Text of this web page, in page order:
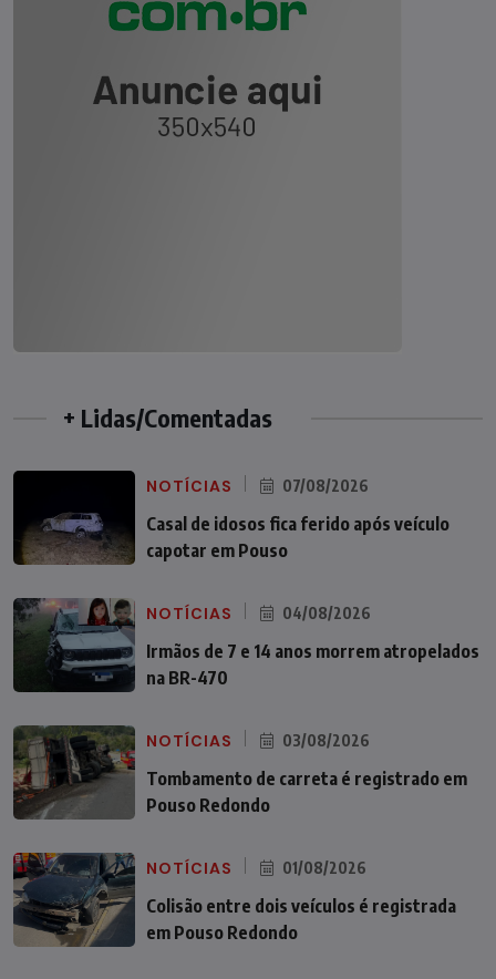
+ Lidas/Comentadas
NOTÍCIAS 07/08/2026
Casal de idosos fica ferido após veículo
capotar em Pouso
NOTÍCIAS 04/08/2026
Irmãos de 7 e 14 anos morrem atropelados
na BR-470
NOTÍCIAS 03/08/2026
Tombamento de carreta é registrado em
Pouso Redondo
NOTÍCIAS 01/08/2026
Colisão entre dois veículos é registrada
em Pouso Redondo